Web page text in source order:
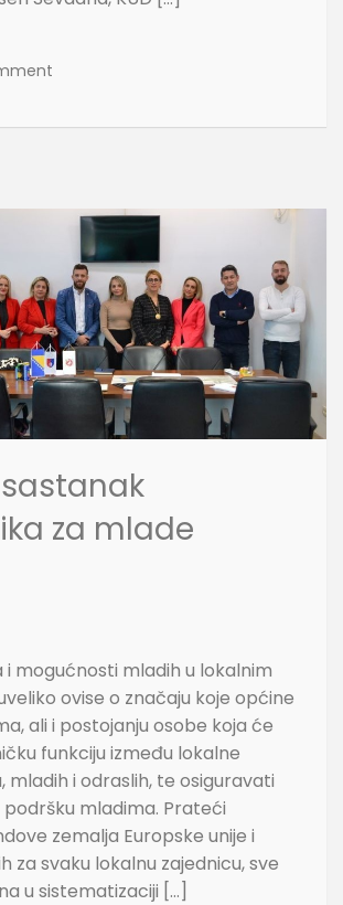
za mlade
i mogućnosti mladih u lokalnim
ovise o značaju koje općine
ali i postojanju osobe koja će
funkciju između lokalne
mladih i odraslih, te osiguravati
mladima. Prateći
zemalja Europske unije i
za svaku lokalnu zajednicu, sve
u sistematizaciji […]